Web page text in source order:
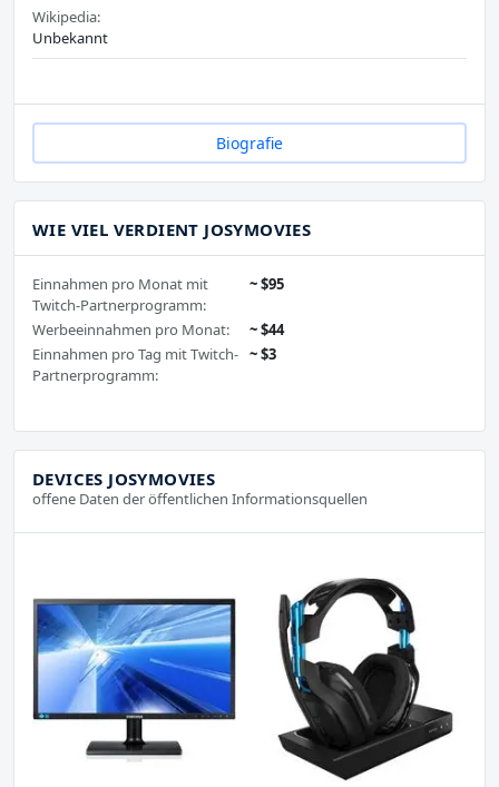
Wikipedia:
Unbekannt
Biografie
WIE VIEL VERDIENT JOSYMOVIES
Einnahmen pro Monat mit
Twitch-Partnerprogramm:
~ $95
Werbeeinnahmen pro Monat:
~ $44
Einnahmen pro Tag mit Twitch-
Partnerprogramm:
~ $3
DEVICES JOSYMOVIES
offene Daten der öffentlichen Informationsquellen